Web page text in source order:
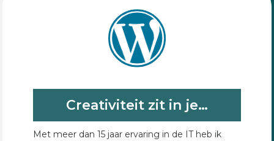
Creativiteit zit in je…
Met meer dan 15 jaar ervaring in de IT heb ik